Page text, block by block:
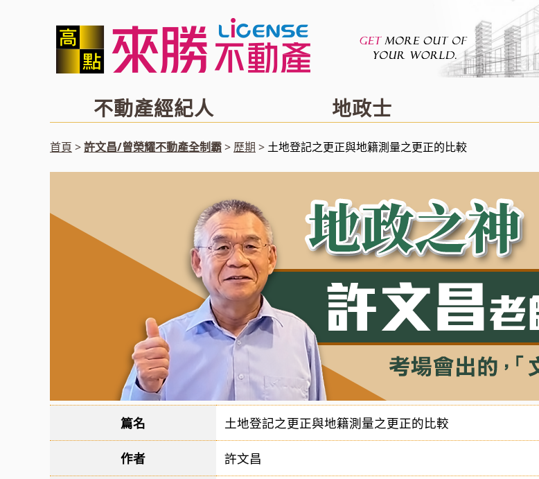
不動產經紀人 地政士
首頁 許文昌/曾榮耀不動產全制霸 歷期 土地登記之更正與地籍測量之更正的比較
篇名 土地登記之更正與地籍測量之更正的比較
作者 許文昌